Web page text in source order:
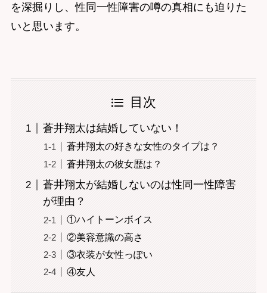
を深掘りし、性同一性障害の噂の真相にも迫りた
いと思います。
目次
蒼井翔太は結婚していない！
蒼井翔太の好きな女性のタイプは？
蒼井翔太の彼女歴は？
蒼井翔太が結婚しないのは性同一性障害
が理由？
①ハイトーンボイス
②美容意識の高さ
③衣装が女性っぽい
④友人